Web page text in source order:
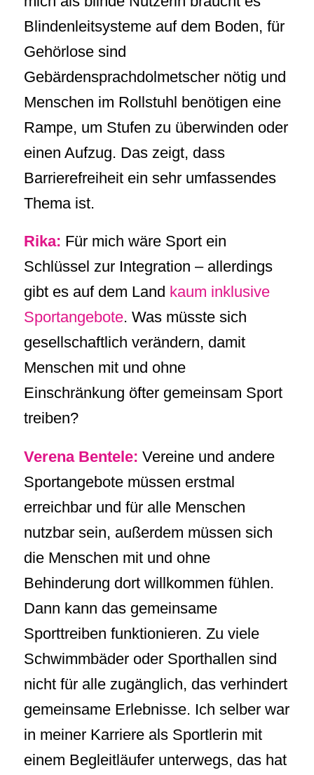
Blindenleitsysteme auf dem Boden, für
Gehörlose sind
Gebärdensprachdolmetscher nötig und
Menschen im Rollstuhl benötigen eine
Rampe, um Stufen zu überwinden oder
einen Aufzug. Das zeigt, dass
Barrierefreiheit ein sehr umfassendes
Thema ist.
Rika: Für mich wäre Sport ein
Schlüssel zur Integration – allerdings
gibt es auf dem Land kaum inklusive
Sportangebote. Was müsste sich
gesellschaftlich verändern, damit
Menschen mit und ohne
Einschränkung öfter gemeinsam Sport
treiben?
Verena Bentele: Vereine und andere
Sportangebote müssen erstmal
erreichbar und für alle Menschen
nutzbar sein, außerdem müssen sich
die Menschen mit und ohne
Behinderung dort willkommen fühlen.
Dann kann das gemeinsame
Sporttreiben funktionieren. Zu viele
Schwimmbäder oder Sporthallen sind
nicht für alle zugänglich, das verhindert
gemeinsame Erlebnisse. Ich selber war
in meiner Karriere als Sportlerin mit
einem Begleitläufer unterwegs, das hat